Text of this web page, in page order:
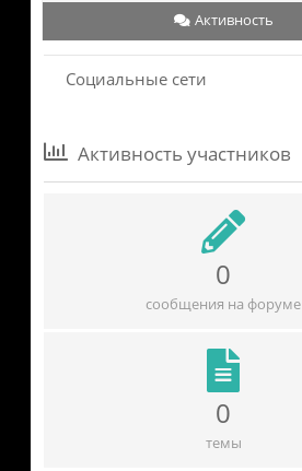
Активность
Социальные сети
Активность участников
0
сообщения на форуме
0
темы